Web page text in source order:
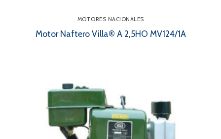
MOTORES NACIONALES
Motor Naftero Villa® A 2,5HO MV124/1A